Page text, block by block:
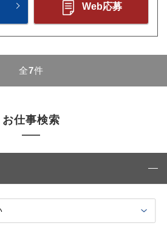
Web応募
全7件
お仕事検索